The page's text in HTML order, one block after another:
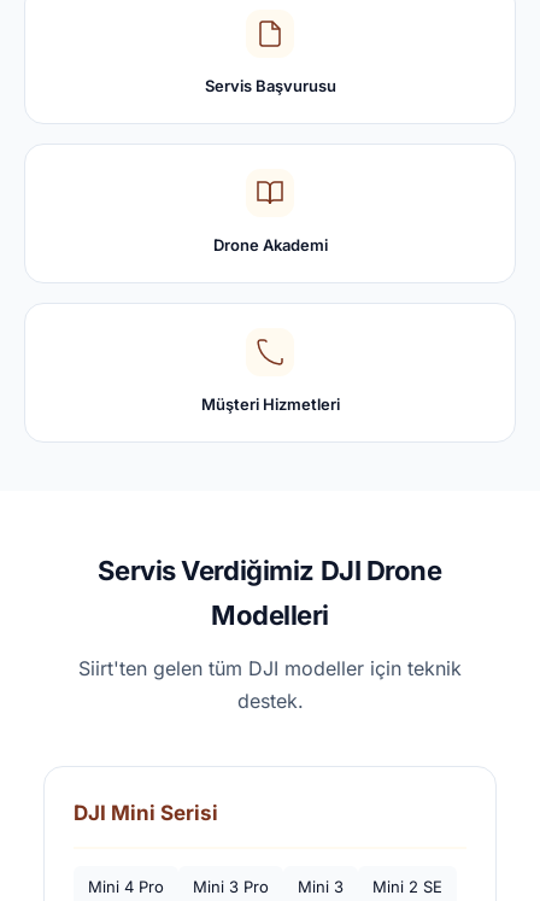
Servis Başvurusu
Drone Akademi
Müşteri Hizmetleri
Servis Verdiğimiz DJI Drone
Modelleri
Siirt'ten gelen tüm DJI modeller için teknik
destek.
DJI Mini Serisi
Mini 4 Pro Mini 3 Pro Mini 3 Mini 2 SE